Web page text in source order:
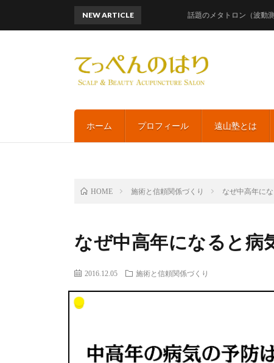
ホーム プロフィール 遠山塾とは
NEW ARTICLE 話題のメタトロン（波動測定）レ
HOME 施術と信頼関係づくり なぜ中高年に
なぜ中高年になると病
2016.12.05 施術と信頼関係づくり